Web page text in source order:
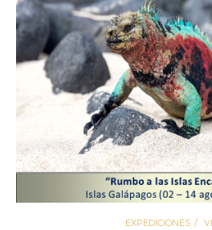
EXPEDICIONES